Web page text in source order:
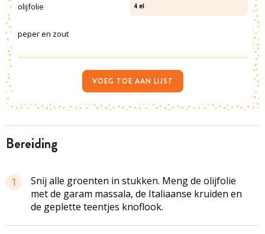
bereiding
1
Snij alle groenten in stukken. Meng de olijfolie
met de garam massala, de Italiaanse kruiden en
de geplette teentjes knoflook.
olijfolie 4 el
peper en zout
VOEG TOE AAN LIJST